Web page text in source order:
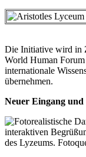
Die Initiative wird in
World Human
internationale
übernehmen.
Neuer Eingang und